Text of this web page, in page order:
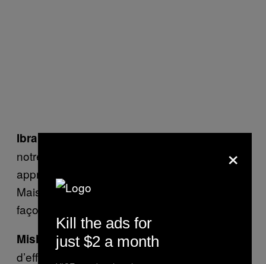
Ibrahim :Je n’ai appris que plus tard dans
notre mariage que Mishaal se masturbait. J’ai
appris qu’elle avait déjà connu l’orgasme.
Mais cela n’a pas vraiment influencé notre
façon de faire l’amour.
Mishaal : Je sais que je n’ai pas fait assez
d’efforts. Une thérapie sexuelle pourrait
×
Kill the ads for
just $2 a month